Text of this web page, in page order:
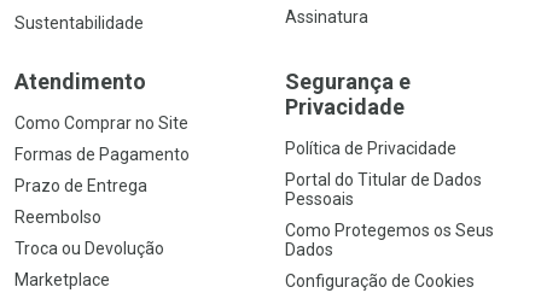
Sustentabilidade
Assinatura
Atendimento
Como Comprar no Site
Formas de Pagamento
Prazo de Entrega
Reembolso
Troca ou Devolução
Marketplace
Segurança e
Privacidade
Política de Privacidade
Portal do Titular de Dados
Pessoais
Como Protegemos os Seus
Dados
Configuração de Cookies